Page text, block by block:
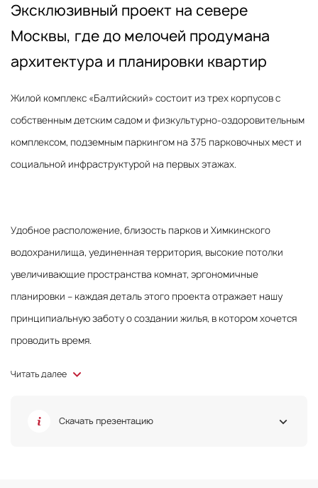
Эксклюзивный проект на севере
Москвы, где до мелочей продумана
архитектура и планировки квартир
Жилой комплекс «Балтийский» состоит из трех корпусов с
собственным детским садом и физкультурно-оздоровительным
комплексом, подземным паркингом на 375 парковочных мест и
социальной инфраструктурой на первых этажах.
Удобное расположение, близость парков и Химкинского
водохранилища, уединенная территория, высокие потолки
увеличивающие пространства комнат, эргономичные
планировки – каждая деталь этого проекта отражает нашу
принципиальную заботу о создании жилья, в котором хочется
проводить время.
Читать далее
Жилой комплекс в историческом районе
Скачать презентацию